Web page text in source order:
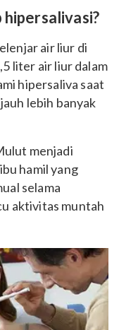
air liur di
liter air liur dalam
hipersaliva saat
lebih banyak
menjadi
hamil yang
selama
aktivitas muntah